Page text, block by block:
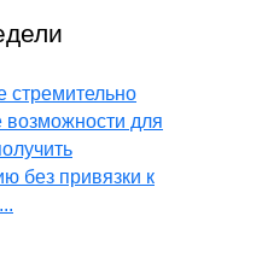
стремительно
возможности для
без привязки к